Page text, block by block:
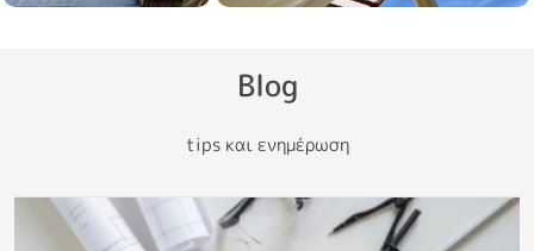
Blog
tips και ενημέρωση